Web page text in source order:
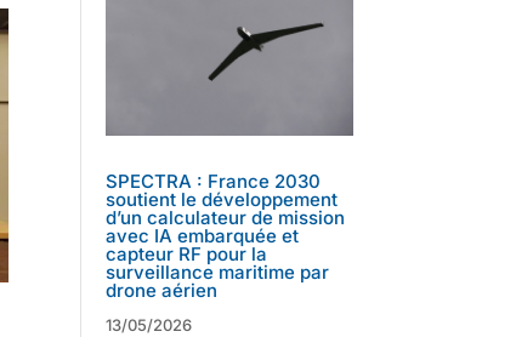
SPECTRA : France 2030
soutient le développement
d’un calculateur de mission
avec IA embarquée et
capteur RF pour la
surveillance maritime par
drone aérien
13/05/2026